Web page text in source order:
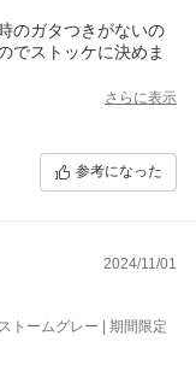
のガタつきがないの
でストッケに決めま
さらに表示
参考になった
2024/11/01
トームグレー | 期間限定